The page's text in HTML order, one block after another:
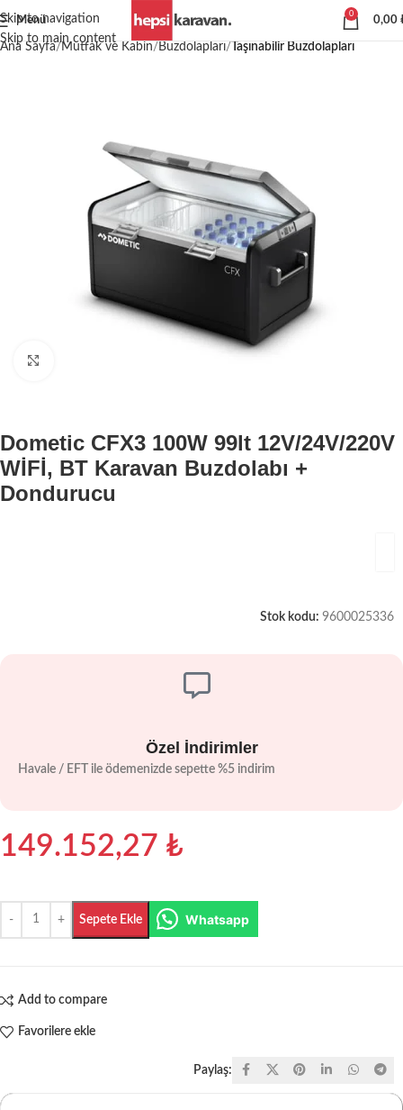
Skip to navigation
Skip to main content
Menü
0
0,00
Ana Sayfa Mutfak ve Kabin Buzdolapları Taşınabilir Buzdolapları
Dometic CFX3 100W 99lt 12V/24V/220V
WİFİ, BT Karavan Buzdolabı +
Dondurucu
Stok kodu: 9600025336
Özel İndirimler
Havale / EFT ile ödemenizde sepette %5 indirim
149.152,27 ₺
Sepete Ekle Whatsapp
Add to compare
Favorilere ekle
Paylaş: